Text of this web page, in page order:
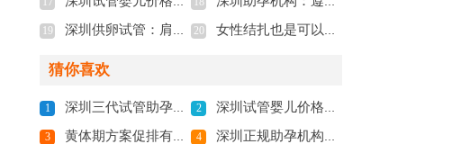
19 深圳供卵试管：肩间盘突出的症状汇总，主要症状有这四种 20 女性结扎也是可以做试管婴儿的，圆你的生育梦
猜你喜欢
1 深圳三代试管助孕中心：女性多囊卵巢不要拖，严重可致不孕 2 深圳试管婴儿价格：宝宝什么时候自然断奶并没有统一的标准宝妈决定就可以
3 黄体期方案促排有前提，窦卵泡数量不少于8个 4 深圳正规助孕机构：顺产快慢与什么因素有关-能不能减轻痛苦-